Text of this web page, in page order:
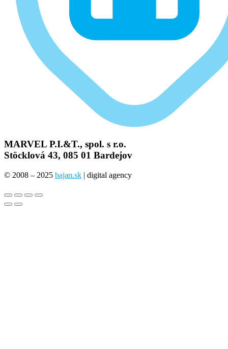
MARVEL P.I.&T., spol. s r.o.
Stöcklová 43, 085 01 Bardejov
© 2008 – 2025 bajan.sk | digital agency